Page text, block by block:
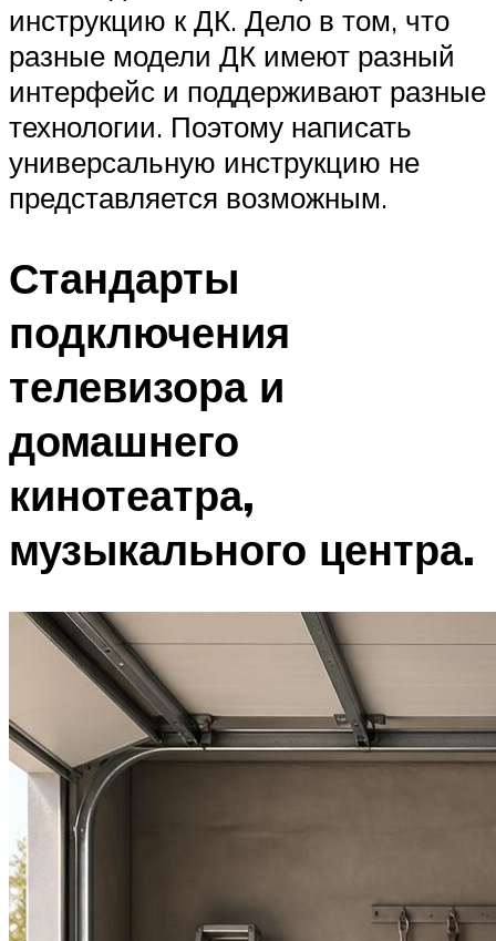
инструкцию к ДК. Дело в том, что
разные модели ДК имеют разный
интерфейс и поддерживают разные
технологии. Поэтому написать
универсальную инструкцию не
представляется возможным.
Стандарты
подключения
телевизора и
домашнего
кинотеатра,
музыкального центра.